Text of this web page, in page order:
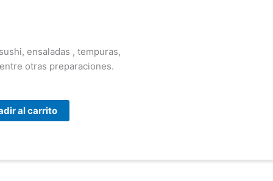
ensaladas , tempuras,
otras preparaciones.
al carrito